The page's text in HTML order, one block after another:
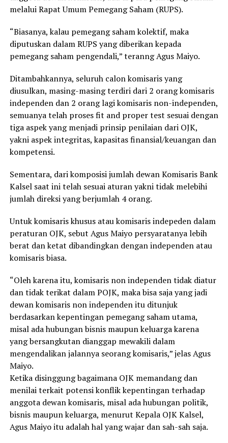
melalui Rapat Umum Pemegang Saham (RUPS).
“Biasanya, kalau pemegang saham kolektif, maka
diputuskan dalam RUPS yang diberikan kepada
pemegang saham pengendali,” teranng Agus Maiyo.
Ditambahkannya, seluruh calon komisaris yang
diusulkan, masing-masing terdiri dari 2 orang komisaris
independen dan 2 orang lagi komisaris non-independen,
semuanya telah proses fit and proper test sesuai dengan
tiga aspek yang menjadi prinsip penilaian dari OJK,
yakni aspek integritas, kapasitas finansial/keuangan dan
kompetensi.
Sementara, dari komposisi jumlah dewan Komisaris Bank
Kalsel saat ini telah sesuai aturan yakni tidak melebihi
jumlah direksi yang berjumlah 4 orang.
Untuk komisaris khusus atau komisaris indepeden dalam
peraturan OJK, sebut Agus Maiyo persyaratanya lebih
berat dan ketat dibandingkan dengan independen atau
komisaris biasa.
“Oleh karena itu, komisaris non independen tidak diatur
dan tidak terikat dalam POJK, maka bisa saja yang jadi
dewan komisaris non independen itu ditunjuk
berdasarkan kepentingan pemegang saham utama,
misal ada hubungan bisnis maupun keluarga karena
yang bersangkutan dianggap mewakili dalam
mengendalikan jalannya seorang komisaris,” jelas Agus
Maiyo.
Ketika disinggung bagaimana OJK memandang dan
menilai terkait potensi konflik kepentingan terhadap
anggota dewan komisaris, misal ada hubungan politik,
bisnis maupun keluarga, menurut Kepala OJK Kalsel,
Agus Maiyo itu adalah hal yang wajar dan sah-sah saja.